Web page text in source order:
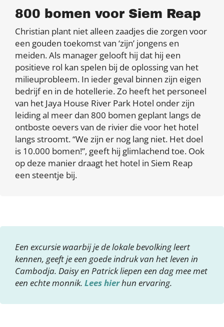
800 bomen voor Siem Reap
Christian plant niet alleen zaadjes die zorgen voor
een gouden toekomst van ‘zijn’ jongens en
meiden. Als manager gelooft hij dat hij een
positieve rol kan spelen bij de oplossing van het
milieuprobleem. In ieder geval binnen zijn eigen
bedrijf en in de hotellerie. Zo heeft het personeel
van het Jaya House River Park Hotel onder zijn
leiding al meer dan 800 bomen geplant langs de
ontboste oevers van de rivier die voor het hotel
langs stroomt. “We zijn er nog lang niet. Het doel
is 10.000 bomen!”, geeft hij glimlachend toe. Ook
op deze manier draagt het hotel in Siem Reap
een steentje bij.
Een excursie waarbij je de lokale bevolking leert
kennen, geeft je een goede indruk van het leven in
Cambodja. Daisy en Patrick liepen een dag mee met
een echte monnik. Lees hierhun ervaring.